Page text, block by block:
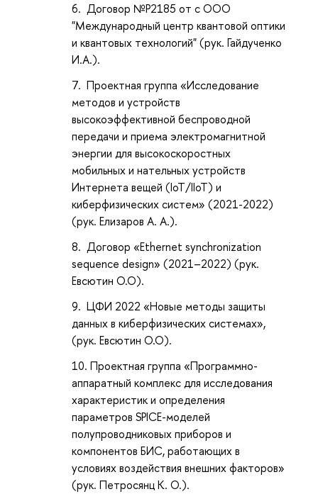
Договор №Р2185 от с ООО
"Международный центр квантовой оптики
и квантовых технологий" (рук. Гайдученко
И.А.).
Проектная группа «Исследование
методов и устройств
высокоэффективной беспроводной
передачи и приема электромагнитной
энергии для высокоскоростных
мобильных и нательных устройств
Интернета вещей (IoT/IIoT) и
киберфизических систем» (2021-2022)
(рук. Елизаров А. А.).
Договор «Ethernet synchronization
sequence design» (2021–2022) (рук.
Евсютин О.О).
ЦФИ 2022 «Новые методы защиты
данных в киберфизических системах»,
(рук. Евсютин О.О).
Проектная группа «Программно-
аппаратный комплекс для исследования
характеристик и определения
параметров SPICE-моделей
полупроводниковых приборов и
компонентов БИС, работающих в
условиях воздействия внешних факторов»
(рук. Петросянц К. О.).